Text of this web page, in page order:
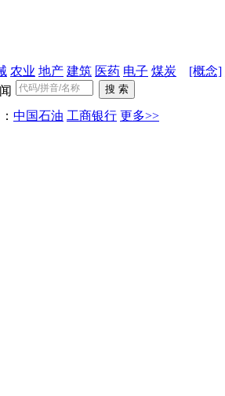
农业 地产 建筑 医药 电子 煤炭 [概念]
中国石油 工商银行 更多>>